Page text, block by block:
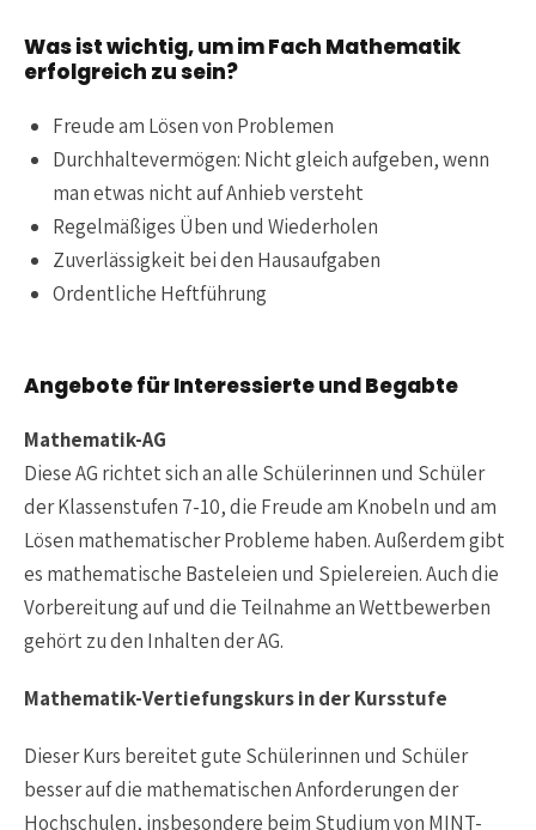
Was ist wichtig, um im Fach Mathematik
erfolgreich zu sein?
Freude am Lösen von Problemen
Durchhaltevermögen: Nicht gleich aufgeben, wenn
man etwas nicht auf Anhieb versteht
Regelmäßiges Üben und Wiederholen
Zuverlässigkeit bei den Hausaufgaben
Ordentliche Heftführung
Angebote für Interessierte und Begabte
Mathematik-AG
Diese AG richtet sich an alle Schülerinnen und Schüler
der Klassenstufen 7-10, die Freude am Knobeln und am
Lösen mathematischer Probleme haben. Außerdem gibt
es mathematische Basteleien und Spielereien. Auch die
Vorbereitung auf und die Teilnahme an Wettbewerben
gehört zu den Inhalten der AG.
Mathematik-Vertiefungskurs in der Kursstufe
Dieser Kurs bereitet gute Schülerinnen und Schüler
besser auf die mathematischen Anforderungen der
Hochschulen, insbesondere beim Studium von MINT-